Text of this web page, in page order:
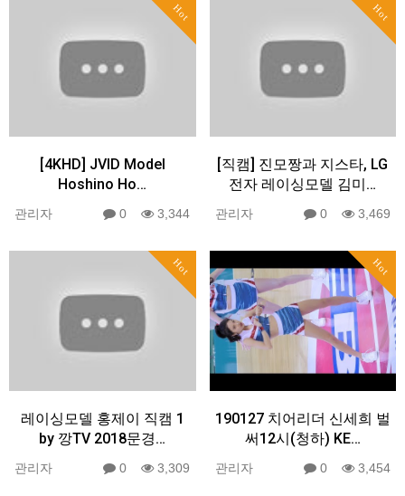
Hot
[4KHD] JVID Model
Hoshino Ho…
관리자 0 3,344
Hot
[직캠] 진모짱과 지스타, LG
전자 레이싱모델 김미…
관리자 0 3,469
Hot
레이싱모델 홍제이 직캠 1
by 깡TV 2018문경…
관리자 0 3,309
Hot
190127 치어리더 신세희 벌
써12시(청하) KE…
관리자 0 3,454